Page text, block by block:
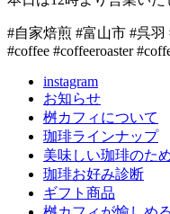
#自家焙煎 #富山市 #呉
#coffee #coffeeroaster
instagram
お知らせ
桝カフィについて
珈琲ラインナップ
美味しい珈琲のた
珈琲お好み診断
ギフト商品